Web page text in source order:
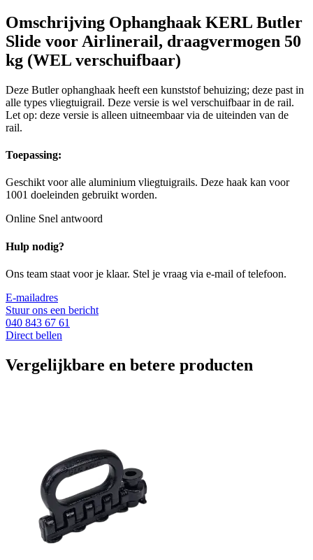
Omschrijving Ophanghaak KERL Butler
Slide voor Airlinerail, draagvermogen 50
kg (WEL verschuifbaar)
Deze Butler ophanghaak heeft een kunststof behuizing; deze past in
alle types vliegtuigrail. Deze versie is wel verschuifbaar in de rail.
Let op: deze versie is alleen uitneembaar via de uiteinden van de
rail.
Toepassing:
Geschikt voor alle aluminium vliegtuigrails. Deze haak kan voor
1001 doeleinden gebruikt worden.
Online Snel antwoord
Hulp nodig?
Ons team staat voor je klaar. Stel je vraag via e-mail of telefoon.
E-mailadres
Stuur ons een bericht
040 843 67 61
Direct bellen
Vergelijkbare en betere producten